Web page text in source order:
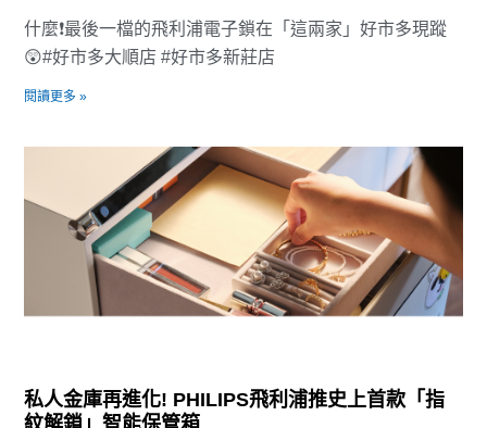
什麼❗最後一檔的飛利浦電子鎖在「這兩家」好市多現蹤
😲#好市多大順店 #好市多新莊店
閱讀更多 »
私人金庫再進化! PHILIPS飛利浦推史上首款「指
紋解鎖」智能保管箱